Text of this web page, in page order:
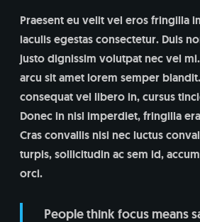
Praesent eu velit vel eros fringilla
iaculis egestas consectetur. Duis
justo dignissim volutpat nec vel
arcu sit amet lorem semper
consequat vel libero in, cursus
Donec in nisl imperdiet, fringilla
Cras convallis nisi nec luctus
turpis, sollicitudin ac sem id,
orci.
People think focus means